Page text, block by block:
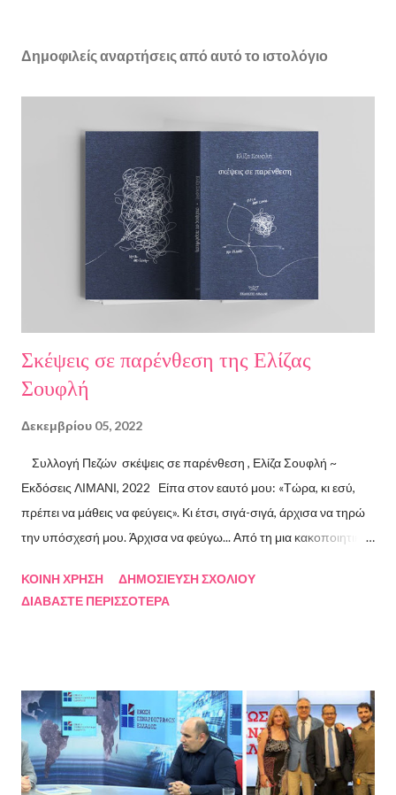
Δημοφιλείς αναρτήσεις από αυτό το ιστολόγιο
Σκέψεις σε παρένθεση της Ελίζας
Σουφλή
Δεκεμβρίου 05, 2022
Συλλογή Πεζών σκέψεις σε παρένθεση , Ελίζα Σουφλή ~
Εκδόσεις ΛΙΜΑΝΙ, 2022 Είπα στον εαυτό μου: «Τώρα, κι εσύ,
πρέπει να μάθεις να φεύγεις». Κι έτσι, σιγά-σιγά, άρχισα να τηρώ
την υπόσχεσή μου. Άρχισα να φεύγω... Από τη μια κακοποιητική
συμβάσεις ασύμβατες με το εγώ μου, από ταμπέλες που
Σχετικά με την συγγραφέα Η Ελίζα Σουφλή γεννήθηκε το 1989 και
μεγάλωσε στον Πειραιά. Αποφοίτησε από το Τμήμα Νομικής του
Αριστοτελείου Πανεπιστημίου Θεσσαλονίκης. Έχει κάνει επίσης
σπουδές στη μουσική, την ιστορία της τέχνης και τη φιλολογία
ΚΟΙΝΉ ΧΡΉΣΗ
ΔΗΜΟΣΊΕΥΣΗ ΣΧΟΛΊΟΥ
ΔΙΑΒΆΣΤΕ ΠΕΡΙΣΣΌΤΕΡΑ